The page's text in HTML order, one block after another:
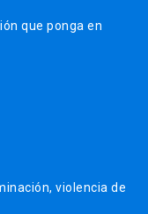
que ponga en
violencia de